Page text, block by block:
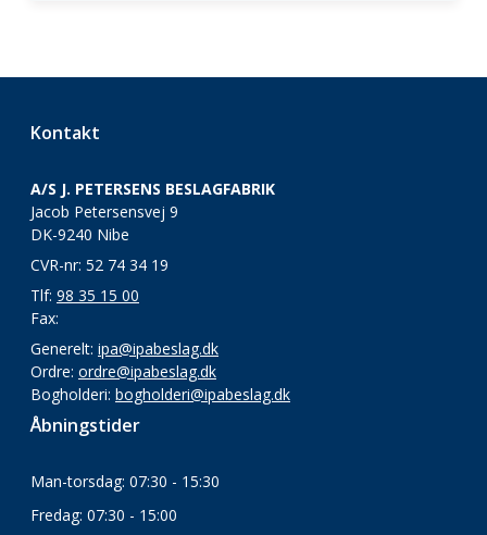
Kontakt
A/S J. PETERSENS BESLAGFABRIK
Jacob Petersensvej 9
DK-9240 Nibe
CVR-nr: 52 74 34 19
Tlf: 98 35 15 00
Fax:
Generelt: ipa@ipabeslag.dk
Ordre: ordre@ipabeslag.dk
Bogholderi: bogholderi@ipabeslag.dk
Åbningstider
Man-torsdag: 07:30 - 15:30
Fredag: 07:30 - 15:00